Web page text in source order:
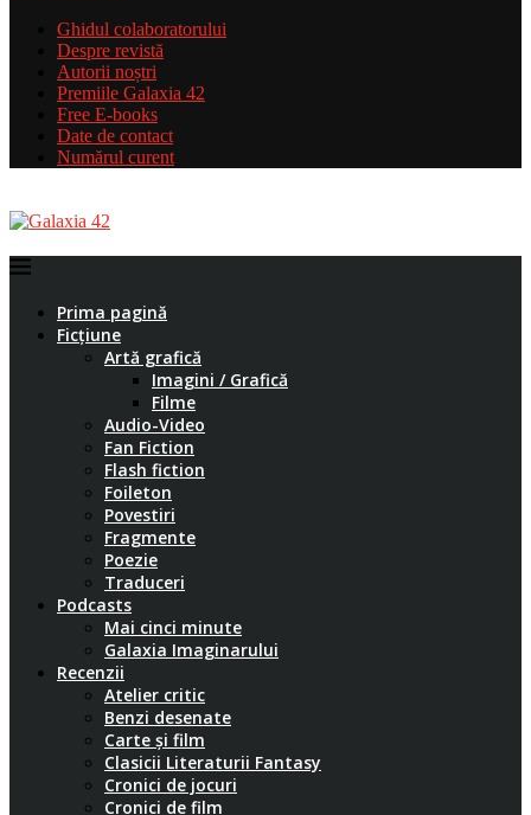
Ghidul colaboratorului
Despre revistă
Autorii noștri
Premiile Galaxia 42
Free E-books
Date de contact
Numărul curent
Prima pagină
Ficțiune
Artă grafică
Imagini / Grafică
Filme
Audio-Video
Fan Fiction
Flash fiction
Foileton
Povestiri
Fragmente
Poezie
Traduceri
Podcasts
Mai cinci minute
Galaxia Imaginarului
Recenzii
Atelier critic
Benzi desenate
Carte și film
Clasicii Literaturii Fantasy
Cronici de jocuri
Cronici de film